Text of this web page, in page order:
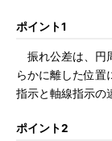
ポイント1
振れ公差は、円
らかに離した位置
指示と軸線指示の
ポイント2